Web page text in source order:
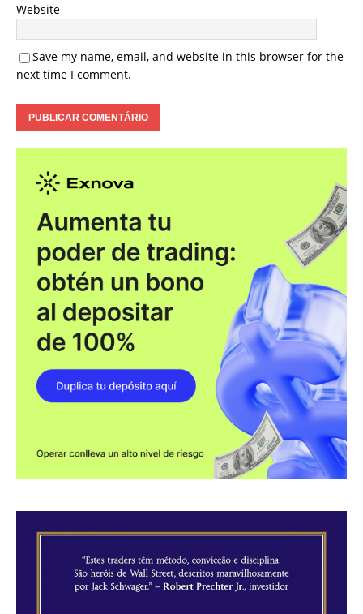
Website
Save my name, email, and website in this browser for the
next time I comment.